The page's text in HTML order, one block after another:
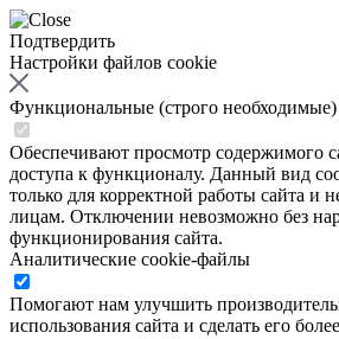
Подтвердить
Настройки файлов cookie
Функциональные (строго
Обеспечивают просмотр содержимого
доступа к функционалу. Данный вид
только для корректной работы сайта и
лицам. Отключении невозможно без
функционирования сайта.
Аналитические cookie-файлы
Помогают нам улучшить
использования сайта и сделать его